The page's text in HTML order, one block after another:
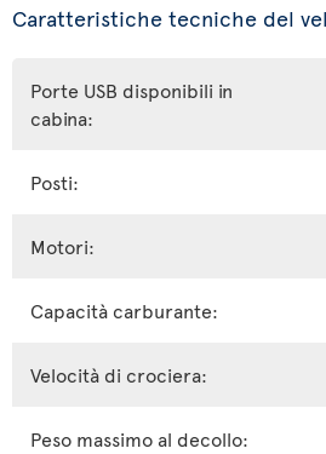
Caratteristiche tecniche del
Porte USB disponibili in
cabina:
Posti:
Motori:
Capacità carburante:
Velocità di crociera:
Peso massimo al decollo: